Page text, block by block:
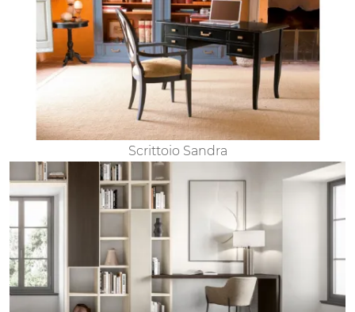
Scrittoio Sandra